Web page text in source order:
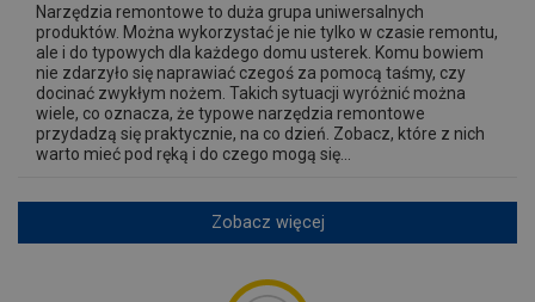
Narzędzia remontowe to duża grupa uniwersalnych
produktów. Można wykorzystać je nie tylko w czasie remontu,
ale i do typowych dla każdego domu usterek. Komu bowiem
nie zdarzyło się naprawiać czegoś za pomocą taśmy, czy
docinać zwykłym nożem. Takich sytuacji wyróżnić można
wiele, co oznacza, że typowe narzędzia remontowe
przydadzą się praktycznie, na co dzień. Zobacz, które z nich
warto mieć pod ręką i do czego mogą się...
Zobacz więcej